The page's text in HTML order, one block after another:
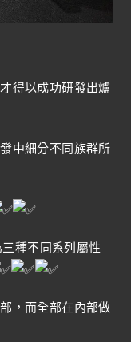
得以成功研發出爐
中細分不同族群所
種不同系列屬性
，而全部在內部做